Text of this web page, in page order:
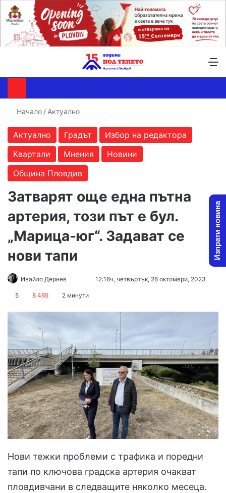
Начало / Актуално
Актуално Градът
Избор на редактора
Квартали
Мнения
Новини
Община Пловдив
Затварят още една пътна
артерия, този път е бул.
„Марица-юг“. Задават се
нови тапи
Ивайло Дернев
Send12:16ч, четвъртък, 26 октомври, 2023
5 8 465 2 минути
Нови тежки проблеми с трафика и поредни
тапи по ключова градска артерия очакват
пловдивчани в следващите няколко месеца.
Изпрати новина